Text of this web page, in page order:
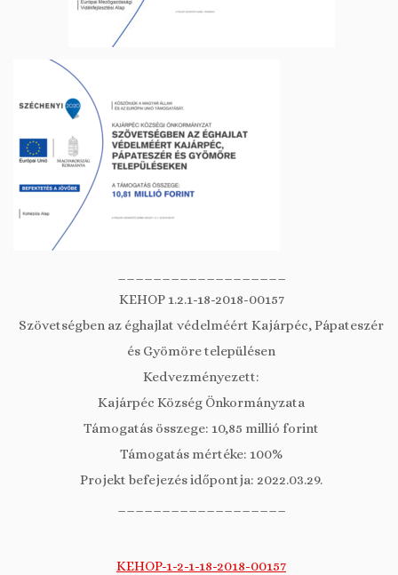
KEHOP 1.2.1-18-2018-00157
Szövetségben az éghajlat védelméért Kajárpéc, Pápateszér
és Gyömöre településen
Kedvezményezett:
Kajárpéc Község Önkormányzata
Támogatás összege: 10,85 millió forint
Támogatás mértéke: 100%
Projekt befejezés időpontja: 2022.03.29.
KEHOP-1-2-1-18-2018-00157